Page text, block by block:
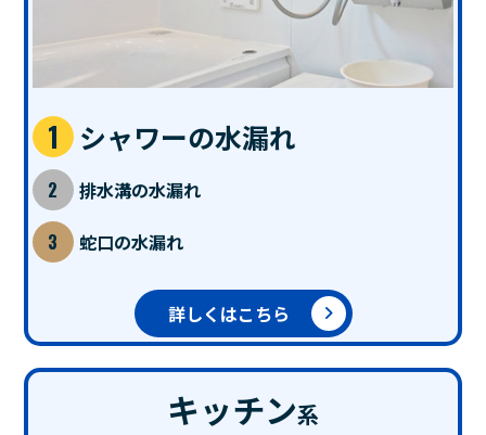
シャワーの水漏れ
排水溝の水漏れ
蛇口の水漏れ
詳しくはこちら
キッチン系